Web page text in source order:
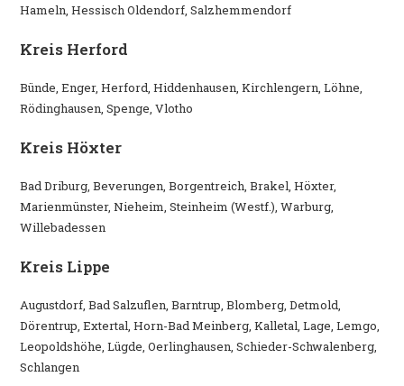
Hameln, Hessisch Oldendorf, Salzhemmendorf
Kreis Herford
Bünde, Enger, Herford, Hiddenhausen, Kirchlengern, Löhne,
Rödinghausen, Spenge, Vlotho
Kreis Höxter
Bad Driburg, Beverungen, Borgentreich, Brakel, Höxter,
Marienmünster, Nieheim, Steinheim (Westf.), Warburg,
Willebadessen
Kreis Lippe
Augustdorf, Bad Salzuflen, Barntrup, Blomberg, Detmold,
Dörentrup, Extertal, Horn-Bad Meinberg, Kalletal, Lage, Lemgo,
Leopoldshöhe, Lügde, Oerlinghausen, Schieder-Schwalenberg,
Schlangen